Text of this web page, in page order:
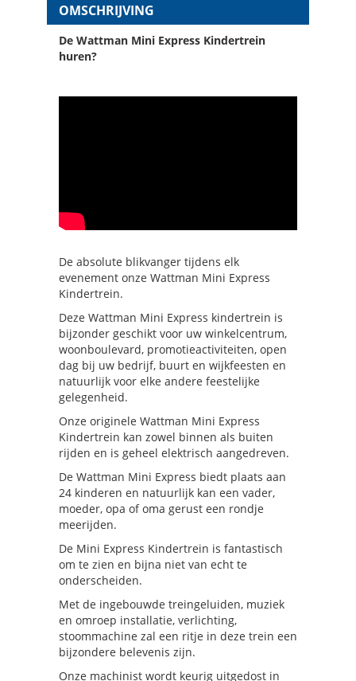
OMSCHRIJVING
De Wattman Mini Express Kindertrein
huren?
De absolute blikvanger tijdens elk
evenement onze Wattman Mini Express
Kindertrein.
Deze Wattman Mini Express kindertrein is
bijzonder geschikt voor uw winkelcentrum,
woonboulevard, promotieactiviteiten, open
dag bij uw bedrijf, buurt en wijkfeesten en
natuurlijk voor elke andere feestelijke
gelegenheid.
Onze originele Wattman Mini Express
Kindertrein kan zowel binnen als buiten
rijden en is geheel elektrisch aangedreven.
De Wattman Mini Express biedt plaats aan
24 kinderen en natuurlijk kan een vader,
moeder, opa of oma gerust een rondje
meerijden.
De Mini Express Kindertrein is fantastisch
om te zien en bijna niet van echt te
onderscheiden.
Met de ingebouwde treingeluiden, muziek
en omroep installatie, verlichting,
stoommachine zal een ritje in deze trein een
bijzondere belevenis zijn.
Onze machinist wordt keurig uitgedost in